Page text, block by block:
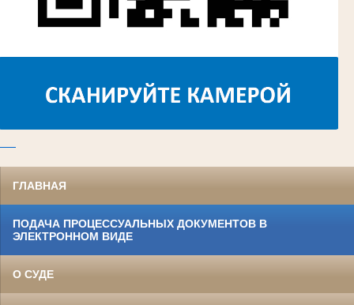
ГЛАВНАЯ
ПОДАЧА ПРОЦЕССУАЛЬНЫХ ДОКУМЕНТОВ В
ЭЛЕКТРОННОМ ВИДЕ
О СУДЕ